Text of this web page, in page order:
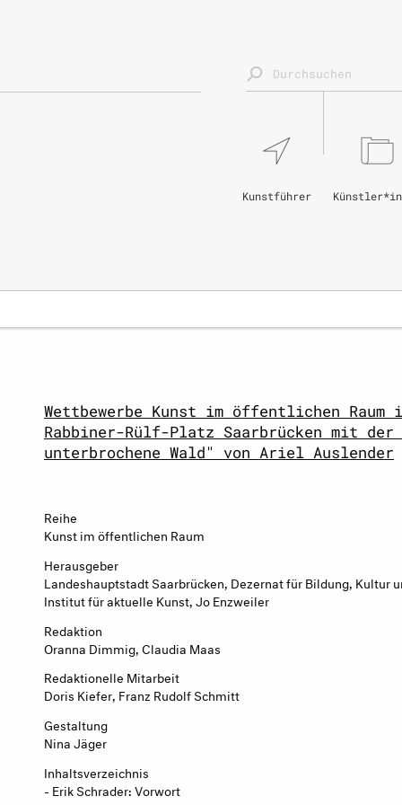
Kunstführer
Wettbewerbe Kunst im öffentlichen
Rabbiner-Rülf-Platz Saarbrücken mit der
unterbrochene Wald" von Ariel Auslender
Reihe
Kunst im öffentlichen Raum
Herausgeber
Landeshauptstadt Saarbrücken, Dezernat für Bildung, Kultur
Institut für aktuelle Kunst, Jo Enzweiler
Redaktion
Oranna Dimmig, Claudia Maas
Redaktionelle Mitarbeit
Doris Kiefer, Franz Rudolf Schmitt
Gestaltung
Nina Jäger
Inhaltsverzeichnis
- Erik Schrader: Vorwort